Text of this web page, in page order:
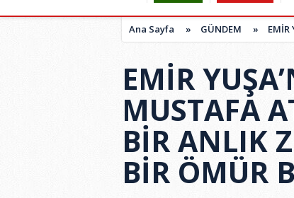
Ana Sayfa » GÜNDEM » EMİR
EMİR
MUSTAFA
BİR ANLIK
BİR ÖMÜR